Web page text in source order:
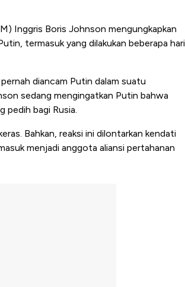
Inggris Boris Johnson mengungkapkan
termasuk yang dilakukan beberapa hari
diancam Putin dalam suatu
sedang mengingatkan Putin bahwa
pedih bagi Rusia.
Bahkan, reaksi ini dilontarkan kendati
menjadi anggota aliansi pertahanan